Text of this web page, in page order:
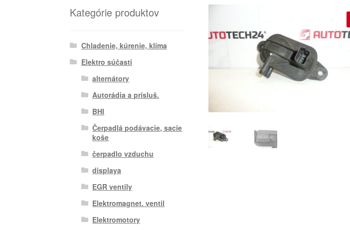
Kategórie produktov
Chladenie, kúrenie, klíma
Elektro súčasti
alternátory
Autorádia a prísluš.
BHI
Čerpadlá podávacie, sacie
koše
čerpadlo vzduchu
displaya
EGR ventily
Elektromagnet. ventil
Elektromotory